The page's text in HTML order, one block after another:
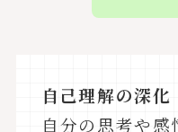
自己理解の深化
自分の思考や感